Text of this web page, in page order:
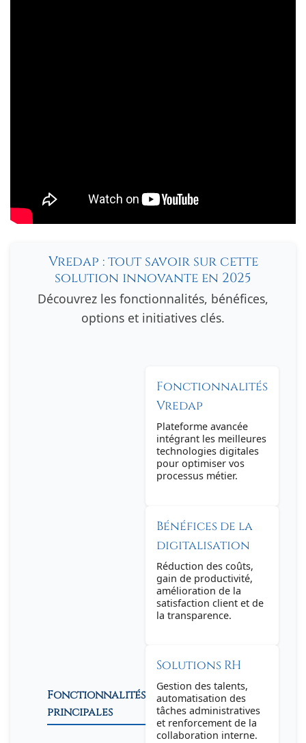
Vredap : tout savoir sur cette
solution innovante en 2025
Découvrez les fonctionnalités, bénéfices,
options et initiatives clés.
Fonctionnalités
principales
Fonctionnalités
Vredap
Plateforme avancée
intégrant les meilleures
technologies digitales
pour optimiser vos
processus métier.
Bénéfices de la
digitalisation
Réduction des coûts,
gain de productivité,
amélioration de la
satisfaction client et de
la transparence.
Solutions RH
Gestion des talents,
automatisation des
tâches administratives
et renforcement de la
collaboration interne.